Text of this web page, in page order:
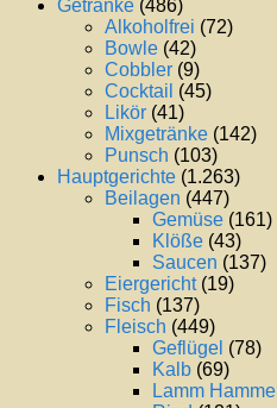
Getränke (486)
Alkoholfrei (72)
Bowle (42)
Cobbler (9)
Cocktail (45)
Likör (41)
Mixgetränke (142)
Punsch (103)
Hauptgerichte (1.263)
Beilagen (447)
Gemüse (161)
Klöße (43)
Saucen (137)
Eiergericht(19)
Fisch (137)
Fleisch (449)
Geflügel (78)
Kalb (69)
Lamm Hammel